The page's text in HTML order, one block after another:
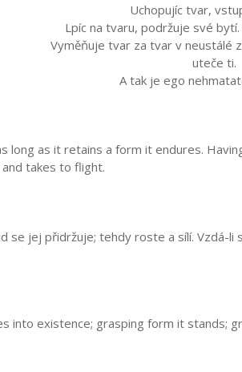
Uchopujíc tvar,
Lpíc na tvaru, podržuje své
Vyměňuje tvar za tvar v neustálé
uteče ti.
A tak je ego
long as it retains a form it endures.
takes to flight.
se jej přidržuje; tehdy roste a sílí.
into existence; grasping form it stands;